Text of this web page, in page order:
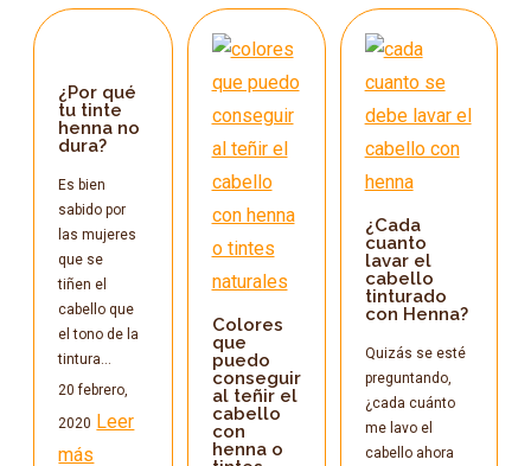
¿Por qué
tu tinte
henna no
dura?
Es bien
sabido por
las mujeres
que se
tiñen el
cabello que
el tono de la
tintura…
20 febrero,
2020 Leer
más
Colores
que
puedo
conseguir
al teñir el
cabello
con
henna o
¿Cada
cuanto
lavar el
cabello
tinturado
con Henna?
Quizás se esté
preguntando,
¿cada cuánto
me lavo el
cabello ahora